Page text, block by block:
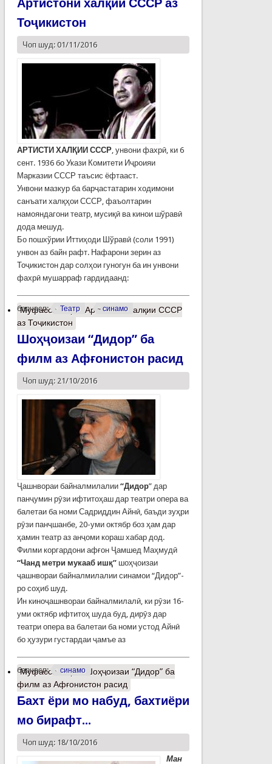
Тоҷикистон
Чоп шуд: 01/11/2016
АРТИСТИ ХАЛҚИИ СССР, унвони фахрӣ, ки 6
сент. 1936 бо Укази Комитети Иҷроияи
Марказии СССР таъсис ёфтааст.
Унвони мазкур ба барҷастатарин ходимони
санъати халқҳои СССР, фаъолтарин
намояндагони театр, мусиқӣ ва кинои шўравӣ
дода мешуд.
Бо пошхўрии Иттиҳоди Шўравӣ (соли 1991)
унвон аз байн рафт. Нафарони зерин аз
Тоҷикистон дар солҳои гуногун ба ин унвони
фахрӣ мушарраф гардидаанд:
барчасп: Театр синамо
Муфассалтаро Артистони халқии СССР
аз Тоҷикистон
Шоҳҷоизаи “Дидор” ба
филм аз Афғонистон расид
Чоп шуд: 21/10/2016
Ҷашнвораи байналмилалии “Дидор” дар
панҷумин рӯзи ифтитоҳаш дар театри опера ва
балетаи ба номи Садриддин Айнӣ, баъди зуҳри
рӯзи панҷшанбе, 20-уми октябр боз ҳам дар
ҳамин театр аз анҷоми кораш хабар дод.
Филми коргардони афғон Ҷамшед Маҳмудӣ
“Чанд метри мукааб ишқ”шоҳҷоизаи
ҷашнвораи байналмилалии синамои “Дидор”-
ро соҳиб шуд.
Ин киноҷашнвораи байналмилалӣ, ки рӯзи 16-
уми октябр ифтитоҳ шуда буд, дирӯз дар
театри опера ва балетаи ба номи устод Айнӣ
бо ҳузури густардаи ҷамъе аз
барчасп: синамо
Муфассалтаро Шоҳҷоизаи “Дидор” ба
филм аз Афғонистон расид
Бахт ёри мо набуд, бахтиёри
мо бирафт...
Чоп шуд: 18/10/2016
Ман